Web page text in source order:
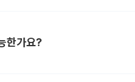
한가요?